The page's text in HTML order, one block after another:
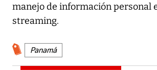
manejo de información personal
streaming.
Panamá